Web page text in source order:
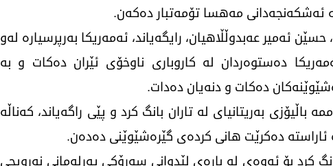
به‌ ئه‌شكه‌نجه‌دانی مه‌هسا تۆمه‌تبار ده‌كه‌ن.
ئه‌میر عه‌بدوڵڵاهیان، رایگه‌یاند، ئه‌مه‌ریكا به‌رپرسیاره‌ له‌و
ده‌ستوه‌ردان له‌ كاروباری ناوخۆی ئێران ده‌كات و به‌
ده‌كات و دنه‌یان ده‌دات.
به‌ریتانیای له‌ تاران بانگ كرد و پێی راگه‌یاند، كه‌ناڵه‌
ئاراسته‌ ده‌كرێت هانی كرده‌ی گێره‌شێوێنی ده‌ده‌ن.